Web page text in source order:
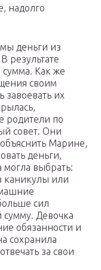
надолго
деньги из
результате
сумма. Как же
своим
завоевать их
родители по
совет. Они
Марине,
деньги,
выбрать:
каникулы или
сил
сумму. Девочка
обязанности и
сохранила
за свои